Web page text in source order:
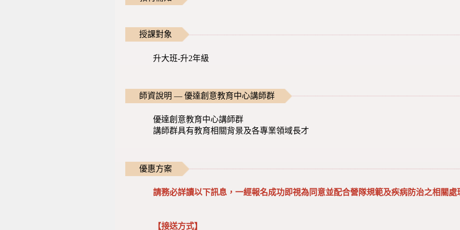
授課對象
升大班-升2年級
師資說明 — 優達創意教育中心講師群
優達創意教育中心講師群
講師群具有教育相關背景及各專業領域長才
優惠方案
請務必詳讀以下訊息，一經報名成功即視為同意並配合營隊規範及疾病防治之相關處
【接送方式】